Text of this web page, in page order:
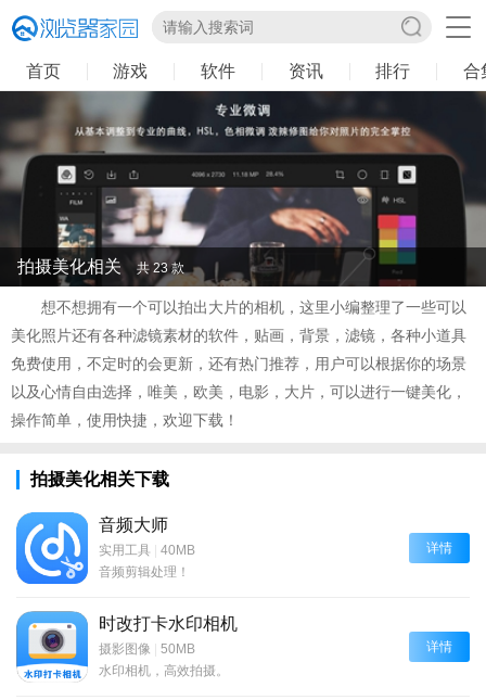
首页 游戏 软件 资讯 排行 合
拍摄美化相关 共 23 款
想不想拥有一个可以拍出大片的相机，这里小编整理了一些可以
美化照片还有各种滤镜素材的软件，贴画，背景，滤镜，各种小道具
免费使用，不定时的会更新，还有热门推荐，用户可以根据你的场景
以及心情自由选择，唯美，欧美，电影，大片，可以进行一键美化，
操作简单，使用快捷，欢迎下载！
拍摄美化相关下载
音频大师
实用工具
40MB
音频剪辑处理！
详情
时改打卡水印相机
摄影图像
50MB
水印相机，高效拍摄。
详情